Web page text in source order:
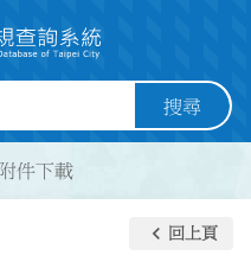
搜尋
件下載
keyboard_arrow_left 回上頁